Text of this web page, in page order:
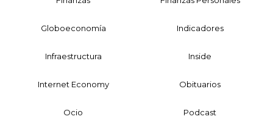
Globoeconomía Indicadores
Infraestructura Inside
Internet Economy Obituarios
Ocio Podcast